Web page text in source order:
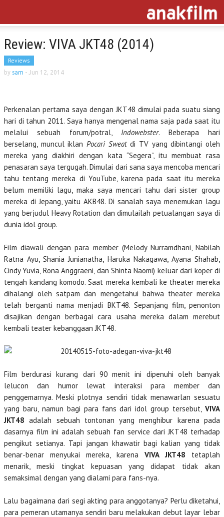
Review: VIVA JKT48 (2014)
Reviews
by sam - Jun 12, 2014
Perkenalan pertama saya dengan JKT48 dimulai pada suatu siang
hari di tahun 2011. Saya hanya mengenal nama saja pada saat itu
melalui sebuah forum/potral, Indowebster. Beberapa hari
berselang, muncul iklan Pocari Sweatdi TV yang dibintangi oleh
mereka yang diakhiri dengan kata “Segera”, itu membuat rasa
penasaran saya tergugah. Dimulai dari sana saya mencoba mencari
tahu tentang mereka di YouTube, karena pada saat itu mereka
belum memiliki lagu, maka saya mencari tahu dari sister group
mereka di Jepang, yaitu AKB48. Di sanalah saya menemukan lagu
yang berjudul Heavy Rotation dan dimulailah petualangan saya di
dunia idol group.
Film diawali dengan para member (Melody Nurramdhani, Nabilah
Ratna Ayu, Shania Junianatha, Haruka Nakagawa, Ayana Shahab,
Cindy Yuvia, Rona Anggraeni, dan Shinta Naomi) keluar dari koper di
tengah kandang komodo. Saat mereka kembali ke theater mereka
dihalangi oleh satpam dan mengetahui bahwa theater mereka
telah berganti nama menjadi BKT48. Sepanjang film, penonton
disajikan dengan berbagai cara usaha mereka dalam merebut
kembali teater kebanggaan JKT48.
Film berdurasi kurang dari 90 menit ini dipenuhi oleh banyak
lelucon dan humor lewat interaksi para member dan
penggemarnya. Meski plotnya sendiri tidak menawarlan sesuatu
yang baru, namun bagi para fans dari idol group tersebut, VIVA
JKT48 adalah sebuah tontonan yang menghibur karena pada
dasarnya film ini adalah sebuah fan service dari JKT48 terhadap
pengikut setianya. Tapi jangan khawatir bagi kalian yang tidak
benar-benar menyukai mereka, karena VIVA JKT48 tetaplah
menarik, meski tingkat kepuasan yang didapat tidak akan
semaksimal dengan yang dialami para fans-nya.
Lalu bagaimana dari segi akting para anggotanya? Perlu diketahui,
para pemeran utamanya sendiri baru melakukan debut layar lebar